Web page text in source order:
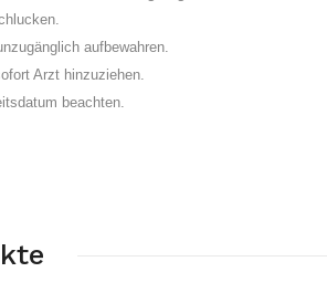
aufbewahren.
Arzt hinzuziehen.
beachten.